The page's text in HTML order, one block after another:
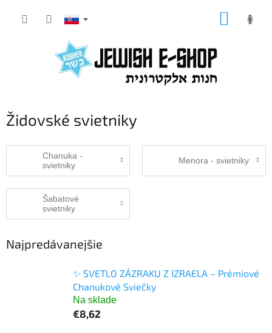
Židovské svietniky
Chanuka -
svietniky
Menora - svietniky
Šabatové
svietniky
Najpredávanejšie
✨ SVETLO ZÁZRAKU Z IZRAELA – Prémiové
Chanukové Sviečky
Na sklade
€8,62